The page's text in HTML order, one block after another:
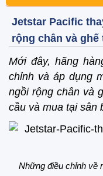
Jetstar Pacific
rộng chân và
Mới đây, hãng
chỉnh và áp dụng
ngồi rộng chân và
cầu và mua tại sân
Những điều chỉnh về